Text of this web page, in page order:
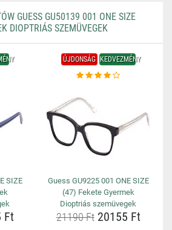
GUESS GU50139 001 ONE SIZE
DIOPTRIÁS SZEMÜVEGEK
SIZE
Ft
ÚJDONSÁG KEDVEZMÉNY
Guess GU9225 001 ONE SIZE
(47) Fekete Gyermek
Dioptriás szemüvegek
21190 Ft20155 Ft